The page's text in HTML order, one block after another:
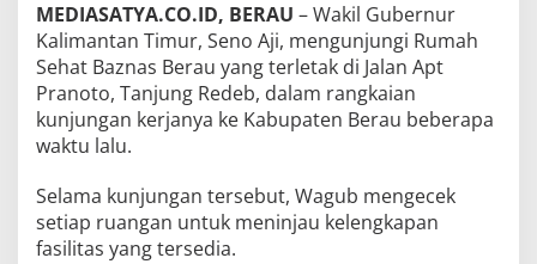
MEDIASATYA.CO.ID, BERAU – Wakil Gubernur
Kalimantan Timur, Seno Aji, mengunjungi Rumah
Sehat Baznas Berau yang terletak di Jalan Apt
Pranoto, Tanjung Redeb, dalam rangkaian
kunjungan kerjanya ke Kabupaten Berau beberapa
waktu lalu.
Selama kunjungan tersebut, Wagub mengecek
setiap ruangan untuk meninjau kelengkapan
fasilitas yang tersedia.